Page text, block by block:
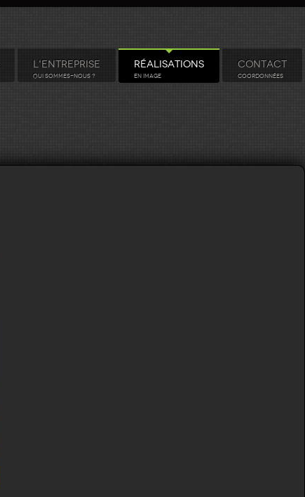
L'ENTREPRISE
QUI SOMMES-NOUS ?
RÉALISATIONS
EN IMAGE
CONTACT
COORDONNÉES